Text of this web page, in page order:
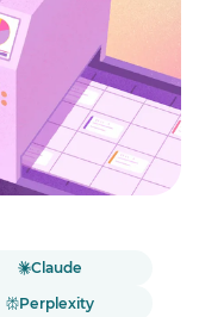
Claude
Perplexity